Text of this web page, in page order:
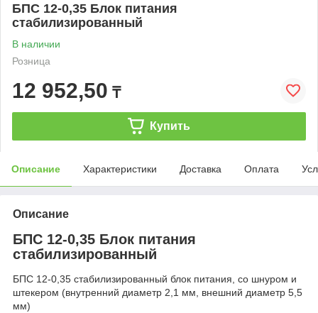
БПС 12-0,35 Блок питания
стабилизированный
В наличии
Розница
12 952,50 ₸
Купить
Описание Характеристики Доставка Оплата
Описание
БПС 12-0,35 Блок питания
стабилизированный
БПС 12-0,35 стабилизированный блок питания, со шнуром и
штекером (внутренний диаметр 2,1 мм, внешний диаметр 5,5
мм)